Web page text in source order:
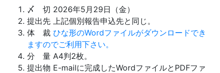
〆 切 2026年5月29日（金）
提出先 上記個別報告申込先と同じ。
体 裁 ひな形のWordファイルがダウンロードでき
ますのでご利用下さい。
分 量 A4判2枚。
提出物 E-mailに完成したWordファイルとPDFファ